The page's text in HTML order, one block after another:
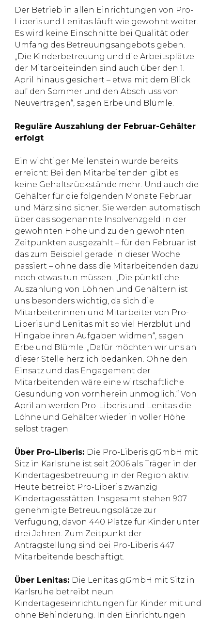
Der Betrieb in allen Einrichtungen von Pro-
Liberis und Lenitas läuft wie gewohnt weiter.
Es wird keine Einschnitte bei Qualität oder
Umfang des Betreuungsangebots geben.
„Die Kinderbetreuung und die Arbeitsplätze
der Mitarbeiteinden sind auch über den 1.
April hinaus gesichert – etwa mit dem Blick
auf den Sommer und den Abschluss von
Neuverträgen“, sagen Erbe und Blümle.
Reguläre Auszahlung der Februar-Gehälter
erfolgt
Ein wichtiger Meilenstein wurde bereits
erreicht: Bei den Mitarbeitenden gibt es
keine Gehaltsrückstände mehr. Und auch die
Gehälter für die folgenden Monate Februar
und März sind sicher. Sie werden automatisch
über das sogenannte Insolvenzgeld in der
gewohnten Höhe und zu den gewohnten
Zeitpunkten ausgezahlt – für den Februar ist
das zum Beispiel gerade in dieser Woche
passiert – ohne dass die Mitarbeitenden dazu
noch etwas tun müssen. „Die pünktliche
Auszahlung von Löhnen und Gehältern ist
uns besonders wichtig, da sich die
Mitarbeiterinnen und Mitarbeiter von Pro-
Liberis und Lenitas mit so viel Herzblut und
Hingabe ihren Aufgaben widmen“, sagen
Erbe und Blümle. „Dafür möchten wir uns an
dieser Stelle herzlich bedanken. Ohne den
Einsatz und das Engagement der
Mitarbeitenden wäre eine wirtschaftliche
Gesundung von vornherein unmöglich.“ Von
April an werden Pro-Liberis und Lenitas die
Löhne und Gehälter wieder in voller Höhe
selbst tragen.
Über Pro-Liberis: Die Pro-Liberis gGmbH mit
Sitz in Karlsruhe ist seit 2006 als Träger in der
Kindertagesbetreuung in der Region aktiv.
Heute betreibt Pro-Liberis zwanzig
Kindertagesstätten. Insgesamt stehen 907
genehmigte Betreuungsplätze zur
Verfügung, davon 440 Plätze für Kinder unter
drei Jahren. Zum Zeitpunkt der
Antragstellung sind bei Pro-Liberis 447
Mitarbeitende beschäftigt.
Über Lenitas: Die Lenitas gGmbH mit Sitz in
Karlsruhe betreibt neun
Kindertageseinrichtungen für Kinder mit und
ohne Behinderung. In den Einrichtungen